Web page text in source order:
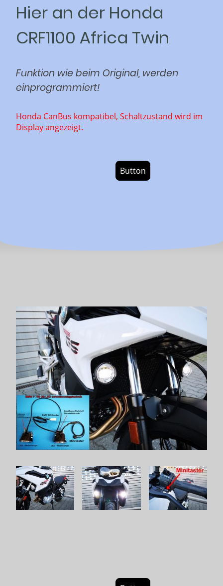
Hier an der Honda
CRF1100 Africa Twin
Funktion wie beim Original, werden
einprogrammiert!
Honda CanBus kompatibel, Schaltzustand wird im
Display angezeigt.
Button